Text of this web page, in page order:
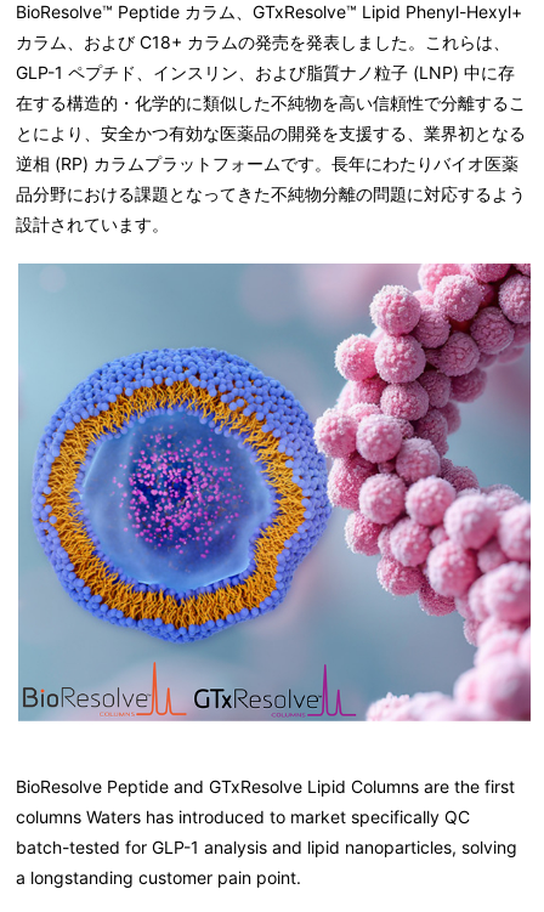
BioResolve™ Peptide カラム、GTxResolve™ Lipid Phenyl-Hexyl+
カラム、および C18+ カラムの発売を発表しました。これらは、
GLP-1 ペプチド、インスリン、および脂質ナノ粒子 (LNP) 中に存
在する構造的・化学的に類似した不純物を高い信頼性で分離するこ
とにより、安全かつ有効な医薬品の開発を支援する、業界初となる
逆相 (RP) カラムプラットフォームです。長年にわたりバイオ医薬
品分野における課題となってきた不純物分離の問題に対応するよう
設計されています。
BioResolve Peptide and GTxResolve Lipid Columns are the first
columns Waters has introduced to market specifically QC
batch-tested for GLP-1 analysis and lipid nanoparticles, solving
a longstanding customer pain point.